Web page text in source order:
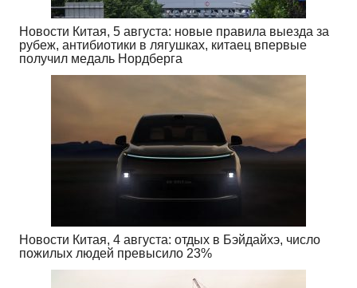
Новости Китая, 5 августа: новые правила выезда за
рубеж, антибиотики в лягушках, китаец впервые
получил медаль Нордберга
Новости Китая, 4 августа: отдых в Бэйдайхэ, число
пожилых людей превысило 23%